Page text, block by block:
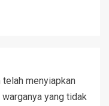
menyiapkan
yang tidak